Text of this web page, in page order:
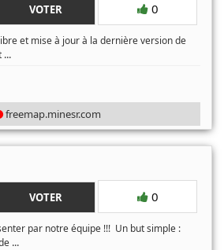
VOTER 0
et mise à jour à la dernière version de
...
freemap.minesr.com
VOTER 0
par notre équipe !!! Un but simple :
...